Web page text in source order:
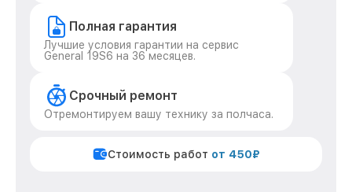
Полная гарантия
Лучшие условия гарантии на сервис
General 19S6 на 36 месяцев.
Срочный ремонт
Отремонтируем вашу технику за полчаса.
Стоимость работ от 450₽